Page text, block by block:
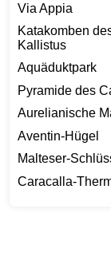
Via Appia
Katakomben
Kallistus
Aquäduktpark
Pyramide des
Aurelianische
Aventin-Hügel
Malteser-
Caracalla-